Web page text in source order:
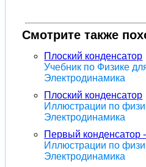
Смотрите также
Плоский конденсатор
Учебник по Физике
Электродинамика
Плоский конденсатор
Иллюстрации по
Электродинамика
Первый конденсатор
Иллюстрации по
Электродинамика